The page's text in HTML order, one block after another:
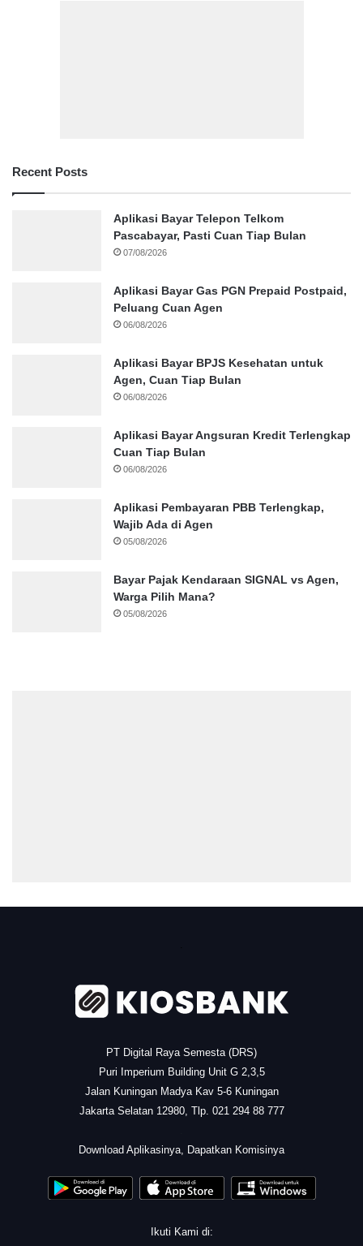
Recent Posts
Aplikasi Bayar Telepon Telkom
Pascabayar, Pasti Cuan Tiap Bulan
07/08/2026
Aplikasi Bayar Gas PGN Prepaid Postpaid,
Peluang Cuan Agen
06/08/2026
Aplikasi Bayar BPJS Kesehatan untuk
Agen, Cuan Tiap Bulan
06/08/2026
Aplikasi Bayar Angsuran Kredit Terlengkap
Cuan Tiap Bulan
06/08/2026
Aplikasi Pembayaran PBB Terlengkap,
Wajib Ada di Agen
05/08/2026
Bayar Pajak Kendaraan SIGNAL vs Agen,
Warga Pilih Mana?
05/08/2026
PT Digital Raya Semesta (DRS)
Puri Imperium Building Unit G 2,3,5
Jalan Kuningan Madya Kav 5-6 Kuningan
Jakarta Selatan 12980, Tlp. 021 294 88 777
Download Aplikasinya, Dapatkan Komisinya
Ikuti Kami di: